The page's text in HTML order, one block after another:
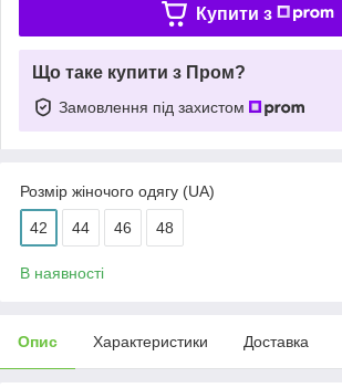
Купити з
Що таке купити з Пром?
Замовлення під захистом
Розмір жіночого одягу (UA)
42 44 46 48
В наявності
Опис Характеристики Доставка